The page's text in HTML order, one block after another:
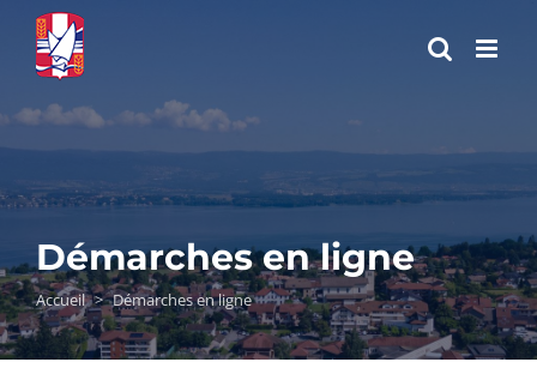
Passer
contenu
Démarches en ligne
Accueil > Démarches en ligne